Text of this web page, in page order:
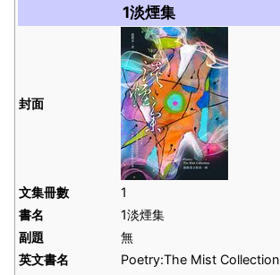
1淡煙集
封面
文集冊數
1
書名
1淡煙集
副題
無
英文書名
Poetry:The Mist Collection